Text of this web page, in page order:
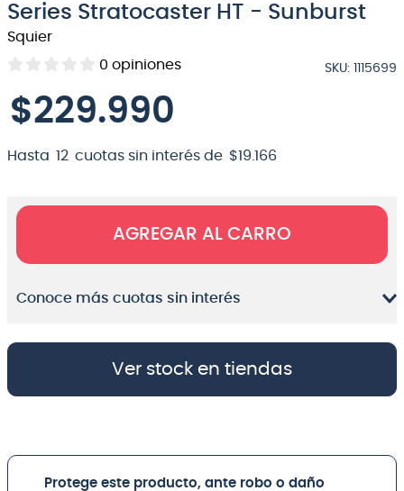
Series Stratocaster HT - Sunburst
Squier
0 opiniones SKU: 1115699
$229.990
Hasta 12 cuotas sin interés de $19 166
AGREGAR AL CARRO
Conoce más cuotas sin interés
Ver stock en tiendas
Protege este producto, ante robo o daño
8.
bateria
9.